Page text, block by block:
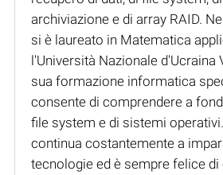
archiviazione e di array RAID.
si è laureato in Matematica
l'Università Nazionale d'Ucraina
sua formazione informatica
consente di comprendere a
file system e di sistemi
continua costantemente a
tecnologie ed è sempre felice di